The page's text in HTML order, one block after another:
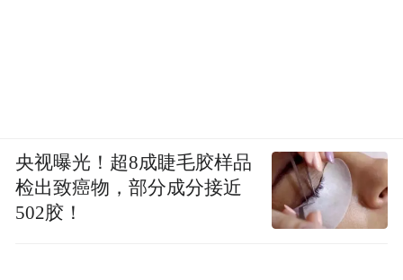
央视曝光！超8成睫毛胶样品
检出致癌物，部分成分接近
502胶！